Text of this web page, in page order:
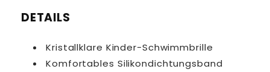
DETAILS
Kristallklare Kinder-Schwimmbrille
Komfortables Silikondichtungsband